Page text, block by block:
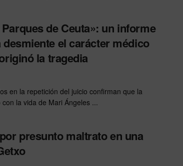
de Ceuta»: un informe
el carácter médico
la tragedia
en la repetición del juicio confirman que la
la vida de Mari Ángeles ...
presunto maltrato en una